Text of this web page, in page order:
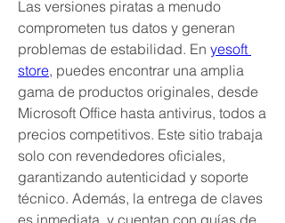
Las versiones piratas a menudo
comprometen tus datos y generan
problemas de estabilidad. En yesoft
store, puedes encontrar una amplia
gama de productos originales, desde
Microsoft Office hasta antivirus, todos a
precios competitivos. Este sitio trabaja
solo con revendedores oficiales,
garantizando autenticidad y soporte
técnico. Además, la entrega de claves
es inmediata, y cuentan con guías de